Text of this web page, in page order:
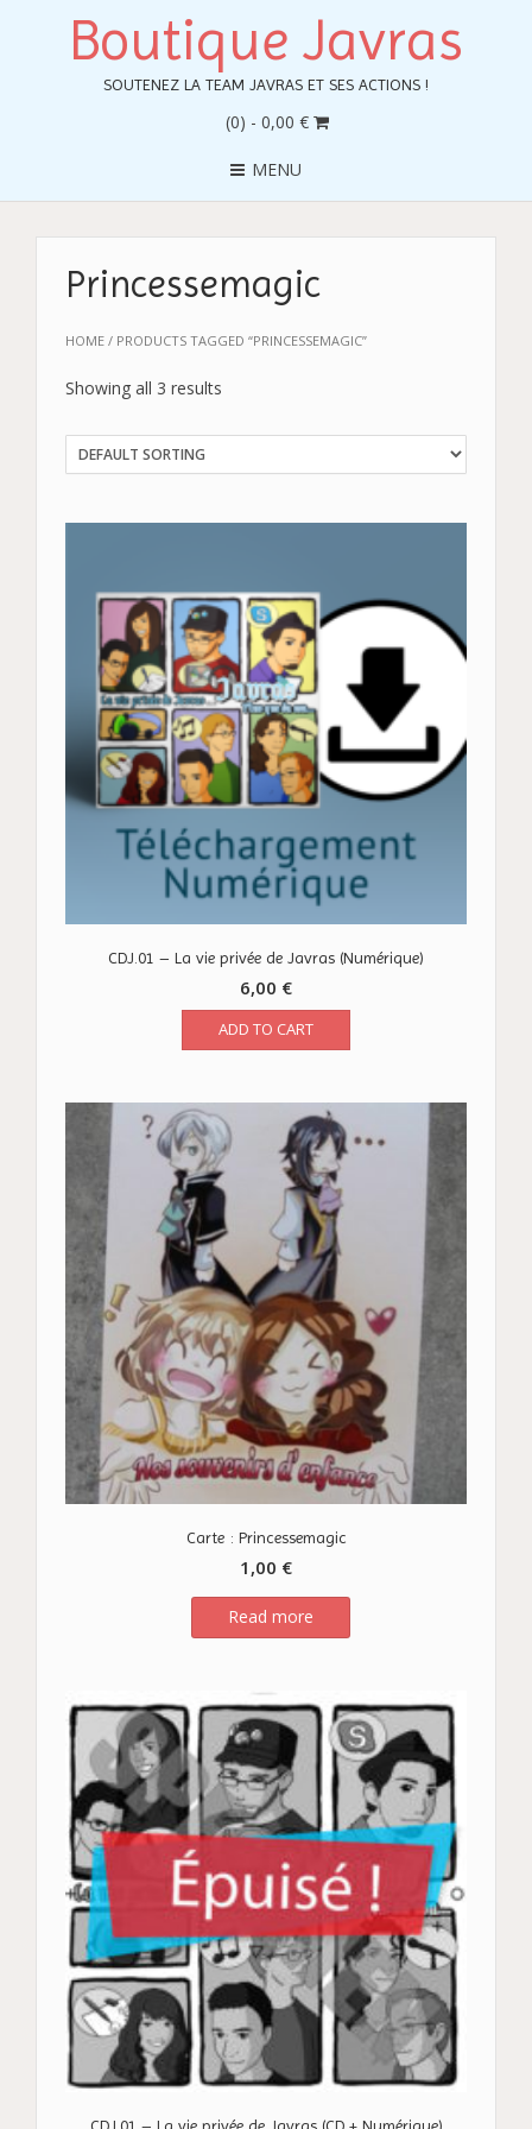
Boutique Javras
SOUTENEZ LA TEAM JAVRAS ET SES ACTIONS !
(0) - 0,00 €
MENU
HOME / PRODUCTS TAGGED “PRINCESSEMAGIC”
Princessemagic
Showing all 3 results
CDJ.01 – La vie privée de Javras (Numérique)
6,00 €
ADD TO CART
Carte : Princessemagic
1,00 €
Read more
CDJ.01 – La vie privée de Javras (CD + Numérique)